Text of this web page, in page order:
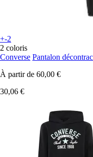
+-2
2 coloris
Converse Pantalon
À partir de 60,00 €
30,06 €